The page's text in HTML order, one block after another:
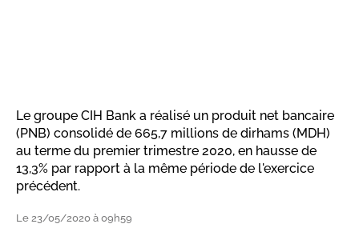
Le groupe CIH Bank a réalisé un produit net bancaire
(PNB) consolidé de 665,7 millions de dirhams (MDH)
au terme du premier trimestre 2020, en hausse de
13,3% par rapport à la même période de l'exercice
précédent.
Le 23/05/2020 à 09h59